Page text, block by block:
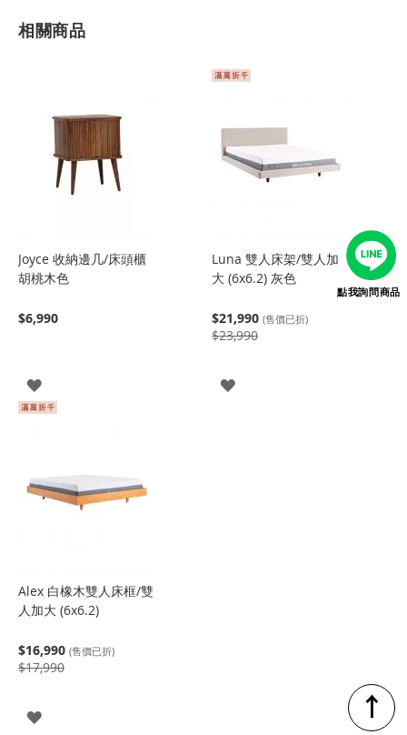
相關商品
Joyce 收納邊几/床頭櫃
胡桃木色
$6,990
登
入
Luna 雙人床架/雙人加
大 (6x6.2) 灰色
$21,990 (售價已折)
$23,990
登
Alex 白橡木雙人床框/雙
人加大 (6x6.2)
$16,990 (售價已折)
$17,990
登 ↑
點我詢問商品